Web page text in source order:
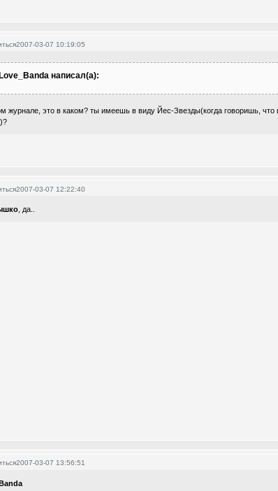
2007-03-07 10:19:05
написал(а):
журнале, это в каком? ты имеешь в виду Йес-Звезды(когда говоришь, что
2007-03-07 12:22:40
, да..
2007-03-07 13:56:51